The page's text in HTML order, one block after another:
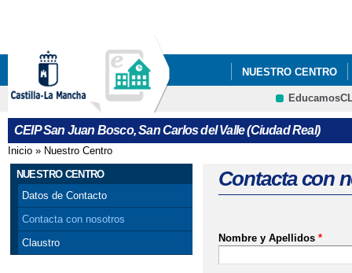
NUESTRO CENTRO
Cultura
CEIP San Juan Bosco, San Carlos del Valle (Ciudad Real)
Se encuentra usted aquí
Inicio » Nuestro Centro
NUESTRO CENTRO
Datos de Contacto
Contacta con nosotros
Claustro
Contacta con
Nombre y Apellidos *